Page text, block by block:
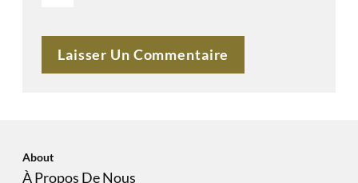
About
À Propos De Nous